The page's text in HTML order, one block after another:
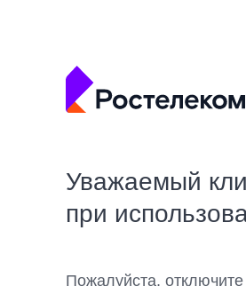
Уважаемый
при
Пожалуйста,